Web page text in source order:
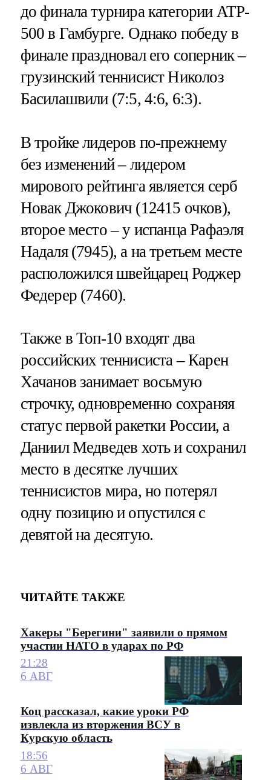
до финала турнира категории ATP-
500 в Гамбурге. Однако победу в
финале праздновал его соперник –
грузинский теннисист Николоз
Басилашвили (7:5, 4:6, 6:3).
В тройке лидеров по-прежнему
без изменений – лидером
мирового рейтинга является серб
Новак Джокович (12415 очков),
второе место – у испанца Рафаэля
Надаля (7945), а на третьем месте
расположился швейцарец Роджер
Федерер (7460).
Также в Топ-10 входят два
российских теннисиста – Карен
Хачанов занимает восьмую
строчку, одновременно сохраняя
статус первой ракетки России, а
Даниил Медведев хоть и сохранил
место в десятке лучших
теннисистов мира, но потерял
одну позицию и опустился с
девятой на десятую.
ЧИТАЙТЕ ТАКЖЕ
Хакеры "Берегини" заявили о прямом
участии НАТО в ударах по РФ
21:28
6 АВГ
Коц рассказал, какие уроки РФ
извлекла из вторжения ВСУ в
Курскую область
18:56
6 АВГ